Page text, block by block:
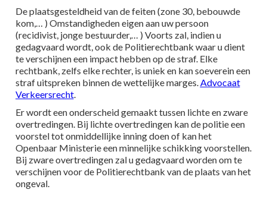
De plaatsgesteldheid van de feiten (zone 30, bebouwde
kom,… ) Omstandigheden eigen aan uw persoon
(recidivist, jonge bestuurder,… ) Voorts zal, indien u
gedagvaard wordt, ook de Politierechtbank waar u dient
te verschijnen een impact hebben op de straf. Elke
rechtbank, zelfs elke rechter, is uniek en kan soeverein een
straf uitspreken binnen de wettelijke marges.Advocaat
Verkeersrecht.
Er wordt een onderscheid gemaakt tussen lichte en zware
overtredingen. Bij lichte overtredingen kan de politie een
voorstel tot onmiddellijke inning doen of kan het
Openbaar Ministerie een minnelijke schikking voorstellen.
Bij zware overtredingen zal u gedagvaard worden om te
verschijnen voor de Politierechtbank van de plaats van het
ongeval.